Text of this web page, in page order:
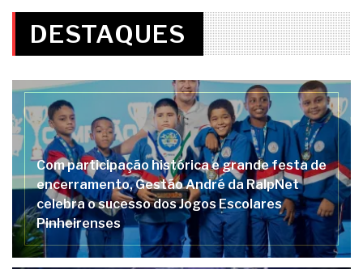
DESTAQUES
Com participação histórica e grande festa de
encerramento, Gestão André da RalpNet
celebra o sucesso dos Jogos Escolares
Pinheirenses